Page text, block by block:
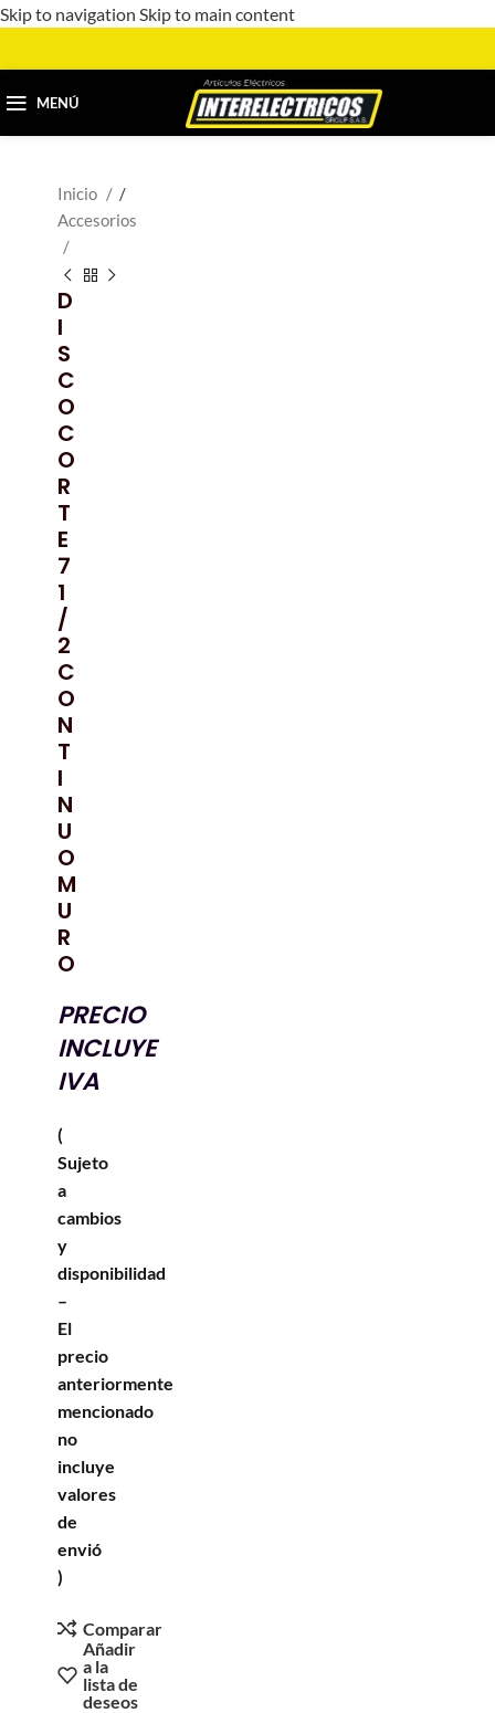
Skip to navigation Skip to main content
MENÚ
Inicio
/
Accesorios
D
I
S
C
O
C
O
R
T
E
7
1
/
2
C
O
N
T
I
N
U
O
M
U
R
O
PRECIO
INCLUYE
IVA
(
Sujeto
a
cambios
y
disponibilidad
–
El
precio
anteriormente
mencionado
no
incluye
valores
de
envió
)
Comparar
Añadir
a la
lista de
deseos